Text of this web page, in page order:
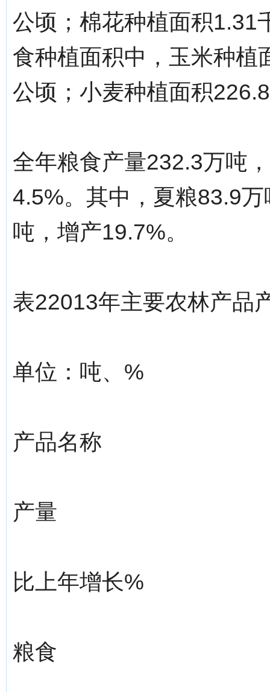
公顷；棉花种植面积1.31
食种植面积中，玉米种植
公顷；小麦种植面积
全年粮食产量232.3万吨
4.5%。其中，夏粮83.9
吨，增产19.7%。
表22013年主要农林产品
单位：吨、%
产品名称
产量
比上年增长%
粮食